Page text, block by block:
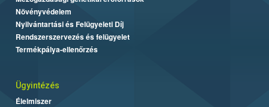
Növényvédelem
Nyilvántartási és Felügyeleti Díj
Rendszerszervezés és felügyelet
Termékpálya-ellenőrzés
Ügyintézés
Élelmiszer